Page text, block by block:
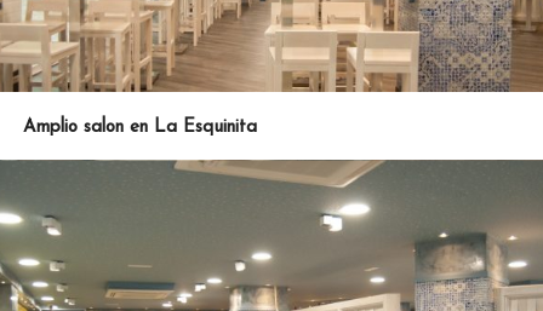
Amplio salon en La Esquinita